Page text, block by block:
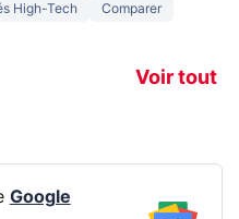
High-Tech Comparer
Voir tout
Ce que vous
navigation
Google